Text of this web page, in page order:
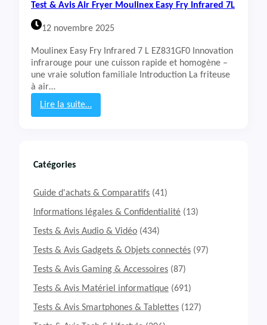
Test & Avis Air Fryer Moulinex Easy Fry Infrared 7L
12 novembre 2025
Moulinex Easy Fry Infrared 7 L EZ831GF0 Innovation
infrarouge pour une cuisson rapide et homogène –
une vraie solution familiale Introduction La friteuse
à air…
Lire la suite…
:
A
v
i
A
i
F
y
e
Catégories
Guide d'achats & Comparatifs (41)
Informations légales & Confidentialité (13)
Tests & Avis Audio & Vidéo (434)
Tests & Avis Gadgets & Objets connectés (97)
Tests & Avis Gaming & Accessoires (87)
Tests & Avis Matériel informatique (691)
Tests & Avis Smartphones & Tablettes (127)